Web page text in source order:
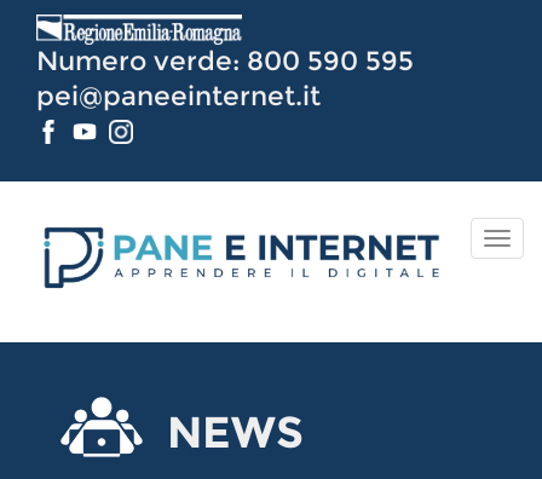
Contenuto
Numero verde: 800 590 595
pei@paneeinternet.it
NEWS